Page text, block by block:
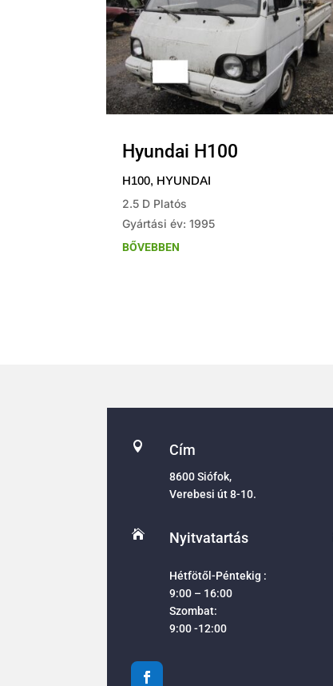
Hyundai H100
H100, HYUNDAI
2.5 D Platós
Gyártási év: 1995
BŐVEBBEN
 Cím
8600 Siófok,
Verebesi út 8-10.
 Nyitvatartás
Hétfötől-Péntekig :
9:00 – 16:00
Szombat:
9:00 -12:00